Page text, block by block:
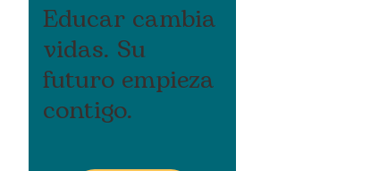
Educar cambia
vidas. Su
futuro empieza
contigo.